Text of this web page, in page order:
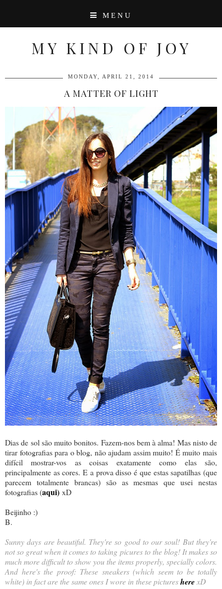
MENU
MY KIND OF JOY
MONDAY, APRIL 21, 2014
A MATTER OF LIGHT
Dias de sol são muito bonitos. Fazem-nos bem à alma! Mas nisto de
tirar fotografias para o blog, não ajudam assim muito! É muito mais
difícil mostrar-vos as coisas exatamente como elas são,
principalmente as cores. E a prova disso é que estas sapatilhas (que
parecem totalmente brancas) são as mesmas que usei nestas
fotografias (aqui) xD
Beijinho :)
B.
Sunny days are beautiful. They're so good to our soul! But they're
not so great when it comes to taking picures to the blog! It makes so
much more difficult to show you the items properly, specially colors.
And here's the proof: These sneakers (which seem to be totally
white) in fact are the same ones I wore in these picturesherexD